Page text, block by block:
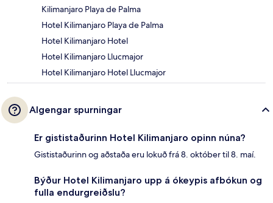
Kilimanjaro Playa de Palma
Hotel Kilimanjaro Playa de Palma
Hotel Kilimanjaro Hotel
Hotel Kilimanjaro Llucmajor
Hotel Kilimanjaro Hotel Llucmajor
Algengar spurningar
Er gististaðurinn Hotel Kilimanjaro opinn núna?
Gististaðurinn og aðstaða eru lokuð frá 8. október til 8. maí.
Býður Hotel Kilimanjaro upp á ókeypis afbókun og
fulla endurgreiðslu?